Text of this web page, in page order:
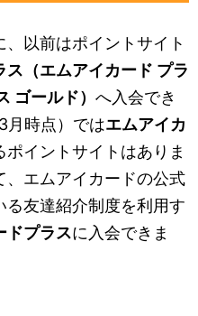
、以前はポイントサイト
（エムアイカード プラ
ゴールド） へ入会でき
月時点）ではエムアイカ
ポイントサイトはありま
エムアイカードの公式
友達紹介制度を利用す
ドプラスに入会できま